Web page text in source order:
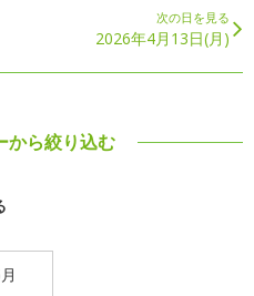
次の日を見る
2026年4月13日(月)
から絞り込む